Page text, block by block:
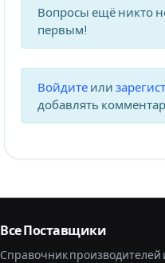
Вопросы ещё никто
первым!
Войдите или
добавлять
Все Поставщики
Справочник производителей